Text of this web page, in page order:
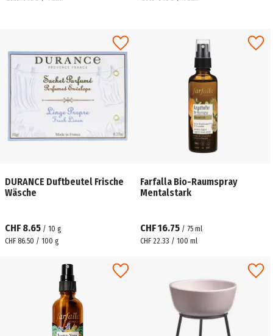
DURANCE Duftbeutel Frische
Wäsche
CHF 8.65 / 10 g
CHF 86.50 / 100 g
Farfalla Bio-Raumspray
Mentalstark
CHF 16.75 / 75 ml
CHF 22.33 / 100 ml